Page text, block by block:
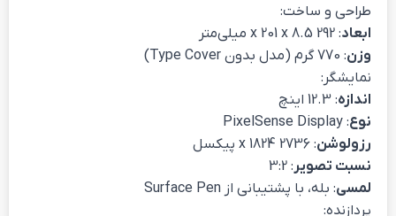
طراحی و ساخت:
ابعاد: 292 x 201 x 8.5 میلی‌متر
وزن: 770 گرم (مدل بدون Type Cover)
نمایشگر:
اندازه: 12.3 اینچ
نوع: PixelSense Display
رزولوشن: 2736 x 1824 پیکسل
نسبت تصویر: 3:2
لمسی: بله، با پشتیبانی از Surface Pen
پردازنده: